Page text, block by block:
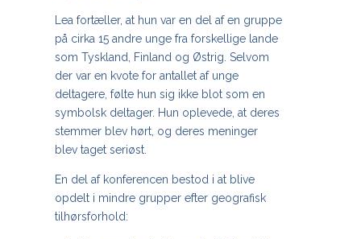
Lea fortæller, at hun var en del af en gruppe
på cirka 15 andre unge fra forskellige lande
som Tyskland, Finland og Østrig. Selvom
der var en kvote for antallet af unge
deltagere, følte hun sig ikke blot som en
symbolsk deltager. Hun oplevede, at deres
stemmer blev hørt, og deres meninger
blev taget seriøst.
En del af konferencen bestod i at blive
opdelt i mindre grupper efter geografisk
tilhørsforhold: